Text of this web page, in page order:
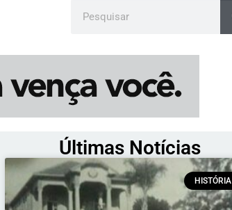
Últimas Notícias
HISTÓRIA